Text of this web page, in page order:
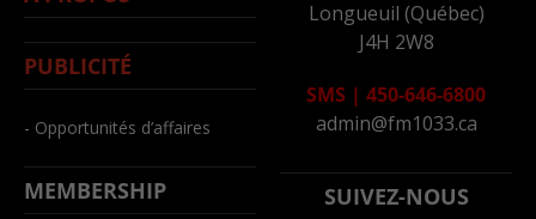
PUBLICITÉ
- Opportunités d’affaires
MEMBERSHIP
Longueuil (Québec)
J4H 2W8
SMS | 450-646-6800
admin@fm1033.ca
SUIVEZ-NOUS